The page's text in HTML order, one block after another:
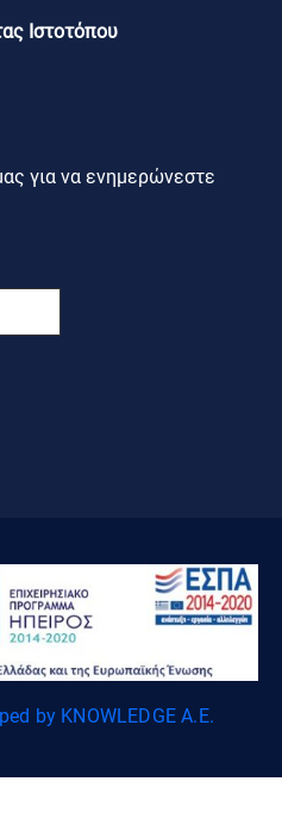
Ιστοτόπου
για να ενημερώνεστε
by KNOWLEDGE A.E.